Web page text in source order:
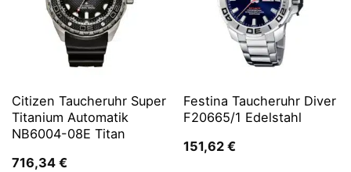
Citizen Taucheruhr Super
Titanium Automatik
NB6004-08E Titan
716,34 €
Festina Taucheruhr Diver
F20665/1 Edelstahl
151,62 €